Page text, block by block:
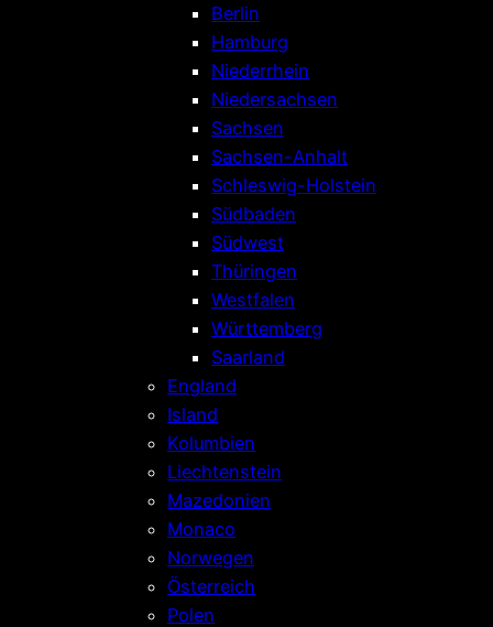
Berlin
Hamburg
Niederrhein
Niedersachsen
Sachsen
Sachsen-Anhalt
Schleswig-Holstein
Südbaden
Südwest
Thüringen
Westfalen
Württemberg
Saarland
England
Island
Kolumbien
Liechtenstein
Mazedonien
Monaco
Norwegen
Österreich
Polen